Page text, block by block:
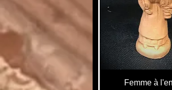
Femme à